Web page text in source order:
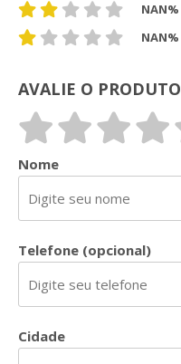
NAN%
NAN%
AVALIE O PRODUTO
Nome
Telefone (opcional)
Cidade